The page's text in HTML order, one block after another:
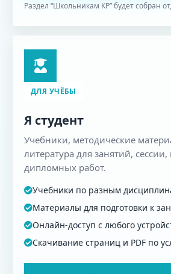
Раздел “Школьникам КР” будет собран
ДЛЯ УЧЁБЫ
Я студент
Учебники, методические
литература для занятий,
дипломных работ.
Учебники по разным
Материалы для подготовки к
Онлайн-доступ с любого
Скачивание страниц и PDF по